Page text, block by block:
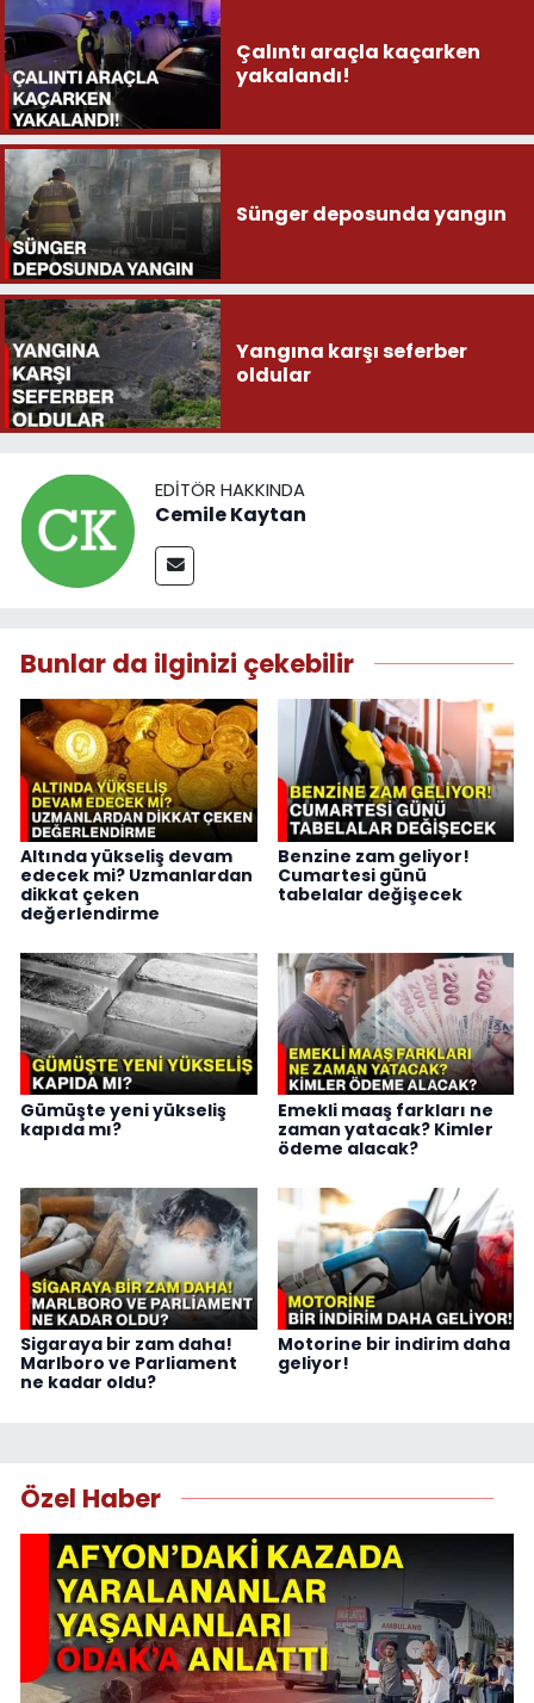
Çalıntı araçla kaçarken
yakalandı!
Sünger deposunda yangın
Yangına karşı seferber
oldular
EDITÖR HAKKINDA
Cemile Kaytan
Bunlar da ilginizi çekebilir
Altında yükseliş devam
edecek mi? Uzmanlardan
dikkat çeken
değerlendirme
Benzine zam geliyor!
Cumartesi günü
tabelalar değişecek
Gümüşte yeni yükseliş
kapıda mı?
Emekli maaş farkları ne
zaman yatacak? Kimler
ödeme alacak?
Sigaraya bir zam daha!
Marlboro ve Parliament
ne kadar oldu?
Motorine bir indirim daha
geliyor!
Özel Haber